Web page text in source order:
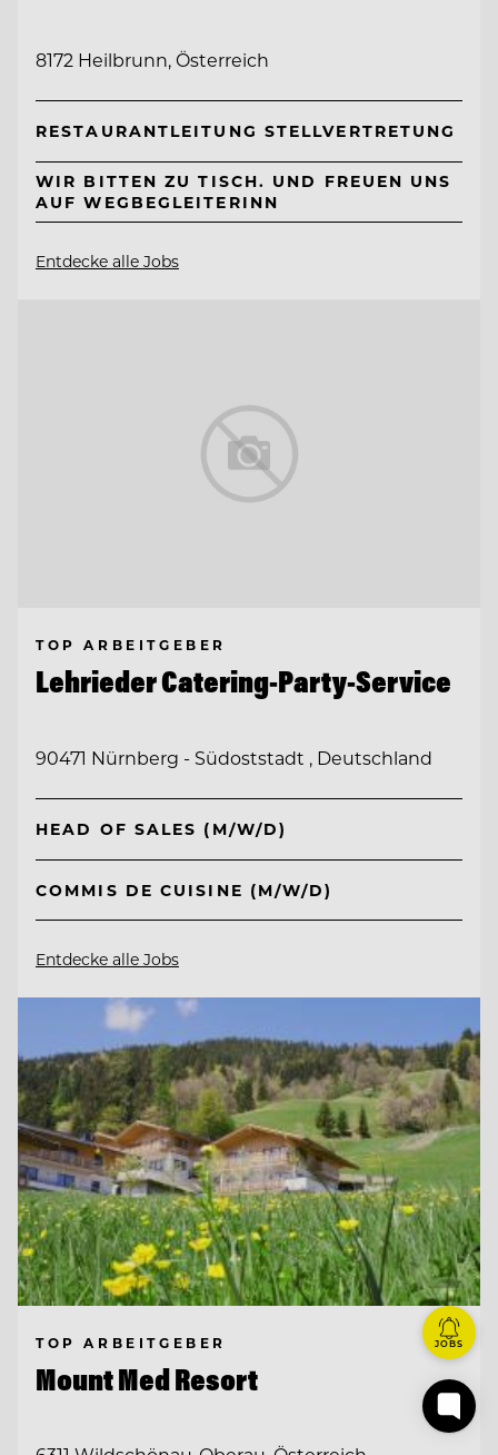
8172 Heilbrunn, Österreich
RESTAURANTLEITUNG STELLVERTRETUNG
WIR BITTEN ZU TISCH. UND FREUEN UNS
AUF WEGBEGLEITERINN
Entdecke alle Jobs
TOP ARBEITGEBER
Lehrieder Catering-Party-Service
90471 Nürnberg - Südoststadt , Deutschland
HEAD OF SALES (M/W/D)
COMMIS DE CUISINE (M/W/D)
Entdecke alle Jobs
TOP ARBEITGEBER
Mount Med Resort
JOBS